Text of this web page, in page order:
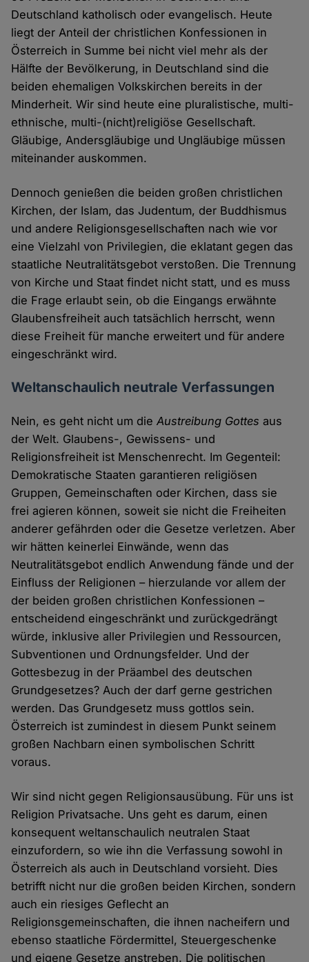
Deutschland katholisch oder evangelisch. Heute
liegt der Anteil der christlichen Konfessionen in
Österreich in Summe bei nicht viel mehr als der
Hälfte der Bevölkerung, in Deutschland sind die
beiden ehemaligen Volkskirchen bereits in der
Minderheit. Wir sind heute eine pluralistische, multi-
ethnische, multi-(nicht)religiöse Gesellschaft.
Gläubige, Andersgläubige und Ungläubige müssen
miteinander auskommen.
Dennoch genießen die beiden großen christlichen
Kirchen, der Islam, das Judentum, der Buddhismus
und andere Religionsgesellschaften nach wie vor
eine Vielzahl von Privilegien, die eklatant gegen das
staatliche Neutralitätsgebot verstoßen. Die Trennung
von Kirche und Staat findet nicht statt, und es muss
die Frage erlaubt sein, ob die Eingangs erwähnte
Glaubensfreiheit auch tatsächlich herrscht, wenn
diese Freiheit für manche erweitert und für andere
eingeschränkt wird.
Weltanschaulich neutrale Verfassungen
Nein, es geht nicht um dieAustreibung Gottes aus
der Welt. Glaubens-, Gewissens- und
Religionsfreiheit ist Menschenrecht. Im Gegenteil:
Demokratische Staaten garantieren religiösen
Gruppen, Gemeinschaften oder Kirchen, dass sie
frei agieren können, soweit sie nicht die Freiheiten
anderer gefährden oder die Gesetze verletzen. Aber
wir hätten keinerlei Einwände, wenn das
Neutralitätsgebot endlich Anwendung fände und der
Einfluss der Religionen – hierzulande vor allem der
der beiden großen christlichen Konfessionen –
entscheidend eingeschränkt und zurückgedrängt
würde, inklusive aller Privilegien und Ressourcen,
Subventionen und Ordnungsfelder. Und der
Gottesbezug in der Präambel des deutschen
Grundgesetzes? Auch der darf gerne gestrichen
werden. Das Grundgesetz muss gottlos sein.
Österreich ist zumindest in diesem Punkt seinem
großen Nachbarn einen symbolischen Schritt
voraus.
Wir sind nicht gegen Religionsausübung. Für uns ist
Religion Privatsache. Uns geht es darum, einen
konsequent weltanschaulich neutralen Staat
einzufordern, so wie ihn die Verfassung sowohl in
Österreich als auch in Deutschland vorsieht. Dies
betrifft nicht nur die großen beiden Kirchen, sondern
auch ein riesiges Geflecht an
Religionsgemeinschaften, die ihnen nacheifern und
ebenso staatliche Fördermittel, Steuergeschenke
und eigene Gesetze anstreben. Die politischen